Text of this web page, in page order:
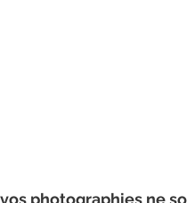
photographies ne